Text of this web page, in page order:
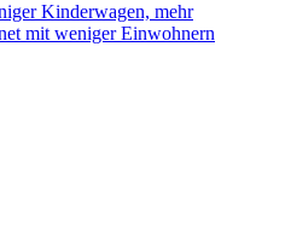
Kinderwagen, mehr
mit weniger Einwohnern